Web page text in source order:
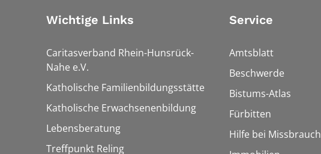
Wichtige Links
Caritasverband Rhein-Hunsrück-
Nahe e.V.
Katholische Familienbildungsstätte
Katholische Erwachsenenbildung
Lebensberatung
Treffpunkt Reling
Service
Amtsblatt
Beschwerde
Bistums-Atlas
Fürbitten
Hilfe bei Missbrauch